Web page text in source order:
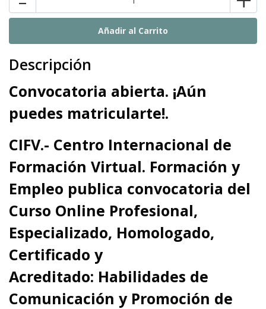
Descripción
Convocatoria abierta. ¡Aún
puedes matricularte!.
CIFV.- Centro Internacional de
Formación Virtual. Formación y
Empleo publica convocatoria del
Curso Online Profesional,
Especializado, Homologado,
Certificado y
Acreditado: Habilidades de
Comunicación y Promoción de